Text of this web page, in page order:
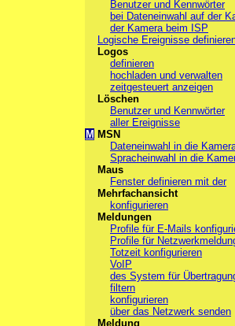
Benutzer und Kennwörter
bei Dateneinwahl auf der
der Kamera beim ISP
Logische Ereignisse
Logos
definieren
hochladen und verwalten
zeitgesteuert anzeigen
Löschen
Benutzer und Kennwörter
aller Ereignisse
M MSN
Dateneinwahl in die
Spracheinwahl in die
Maus
Fenster definieren mit der
Mehrfachansicht
konfigurieren
Meldungen
Profile für E-Mails
Profile für
Totzeit konfigurieren
VoIP
des System für
filtern
konfigurieren
über das Netzwerk senden
Meldung